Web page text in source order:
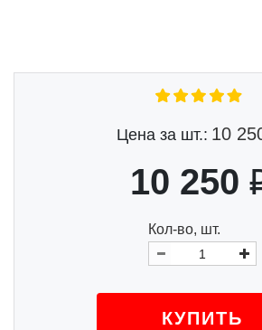
Цена за шт.: 10
10 250
Кол-во, шт.
КУПИТЬ